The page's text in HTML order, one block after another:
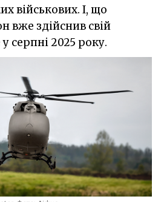
військових. І, що
вже здійснив свій
серпні 2025 року.